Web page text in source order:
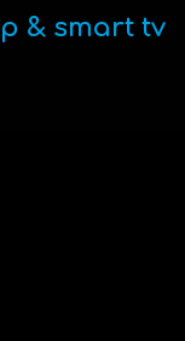
& smart tv